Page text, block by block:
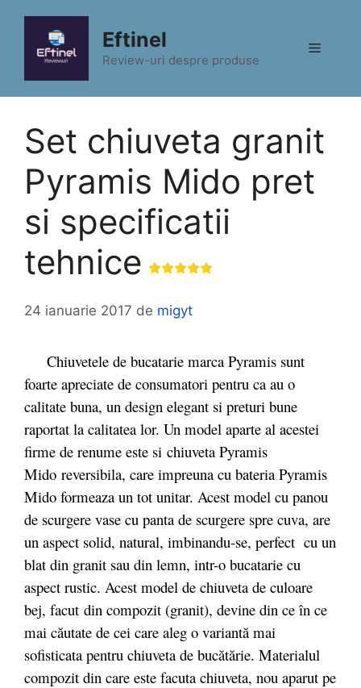
conținut
Eftinel
Review-uri despre produse
Meniu
Set chiuveta granit
Pyramis Mido pret
si specificatii
tehnice
24 ianuarie 2017 de migyt
Chiuvetele de bucatarie marca Pyramis sunt
foarte apreciate de consumatori pentru ca au o
calitate buna, un design elegant si preturi bune
raportat la calitatea lor. Un model aparte al acestei
firme de renume este si chiuveta Pyramis
Mido reversibila, care impreuna cu bateria Pyramis
Mido formeaza un tot unitar. Acest model cu panou
de scurgere vase cu panta de scurgere spre cuva, are
un aspect solid, natural, imbinandu-se, perfect cu un
blat din granit sau din lemn, intr-o bucatarie cu
aspect rustic. Acest model de chiuveta de culoare
bej, facut din compozit (granit), devine din ce în ce
mai căutate de cei care aleg o variantă mai
sofisticata pentru chiuveta de bucătărie. Materialul
compozit din care este facuta chiuveta, nou aparut pe